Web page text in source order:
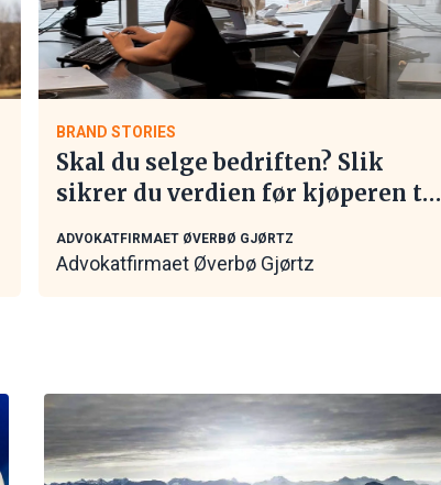
BRAND STORIES
Skal du selge bedriften? Slik
sikrer du verdien før kjøperen tar
ADVOKATFIRMAET ØVERBØ GJØRTZ
Advokatfirmaet Øverbø Gjørtz